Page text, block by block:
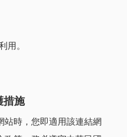
用。
措施
站時，您即適用該連結網